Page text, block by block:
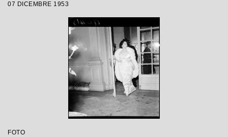
Giulini, con la regia di Tatiana Pavlova
07 DICEMBRE 1953
FOTO